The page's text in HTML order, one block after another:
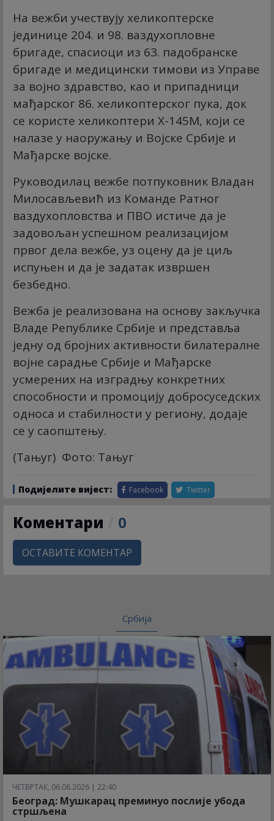
На вежби учествују хеликоптерске
јединице 204. и 98. ваздухопловне
бригаде, спасиоци из 63. падобранске
бригаде и медицински тимови из Управе
за војно здравство, као и припадници
мађарског 86. хеликоптерског пука, док
се користе хеликоптери Х-145М, који се
налазе у наоружању и Војске Србије и
Мађарске војске.
Руководилац вежбе потпуковник Владан
Милосављевић из Команде Ратног
ваздухопловства и ПВО истиче да је
задовољан успешном реализацијом
првог дела вежбе, уз оцену да је циљ
испуњен и да је задатак извршен
безбедно.
Вежба је реализована на основу закључка
Владе Републике Србије и представља
једну од бројних активности билатералне
војне сарадње Србије и Мађарске
усмерених на изградњу конкретних
способности и промоцију добросуседских
односа и стабилности у региону, додаје
се у саопштењу.
(Тањуг) Фото: Тањуг
Подијелите вијест: Facebook Twitter
Коментари 0
ОСТАВИТЕ КОМЕНТАР
Србија
ЧЕТВРТАК, 06.08.2026 | 22:40
Београд: Мушкарац преминуо послије убода
стршљена